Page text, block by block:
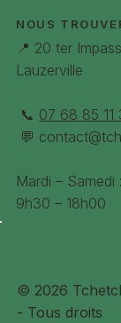
NOUS
📍 20 ter
Lauzerville
📞 07 68 85 11
💬
Mardi – Samedi :
9h30 – 18h00
© 2026
- Tous droits